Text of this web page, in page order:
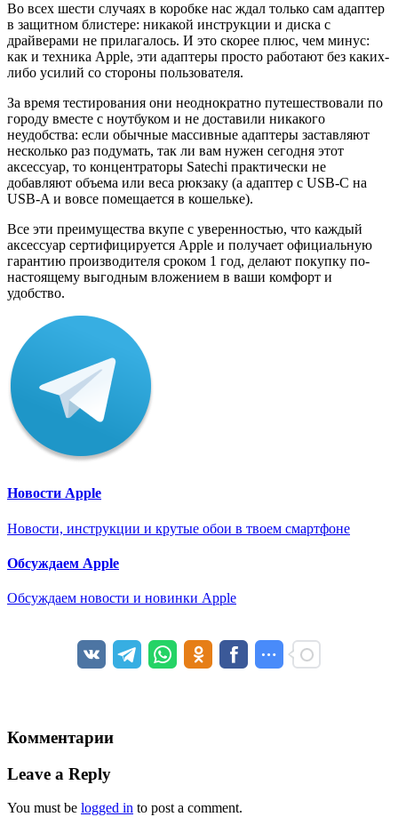
Во всех шести случаях в коробке нас ждал только сам адаптер
в защитном блистере: никакой инструкции и диска с
драйверами не прилагалось. И это скорее плюс, чем минус:
как и техника Apple, эти адаптеры просто работают без каких-
либо усилий со стороны пользователя.
За время тестирования они неоднократно путешествовали по
городу вместе с ноутбуком и не доставили никакого
неудобства: если обычные массивные адаптеры заставляют
несколько раз подумать, так ли вам нужен сегодня этот
аксессуар, то концентраторы Satechi практически не
добавляют объема или веса рюкзаку (а адаптер с USB-C на
USB-A и вовсе помещается в кошельке).
Все эти преимущества вкупе с уверенностью, что каждый
аксессуар сертифицируется Apple и получает официальную
гарантию производителя сроком 1 год, делают покупку по-
настоящему выгодным вложением в ваши комфорт и
удобство.
Новости Apple
Новости, инструкции и крутые обои в твоем смартфоне
Обсуждаем Apple
Обсуждаем новости и новинки Apple
Комментарии
Leave a Reply
You must be logged in to post a comment.